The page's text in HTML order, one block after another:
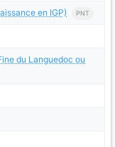
en IGP) PNT
du Languedoc ou